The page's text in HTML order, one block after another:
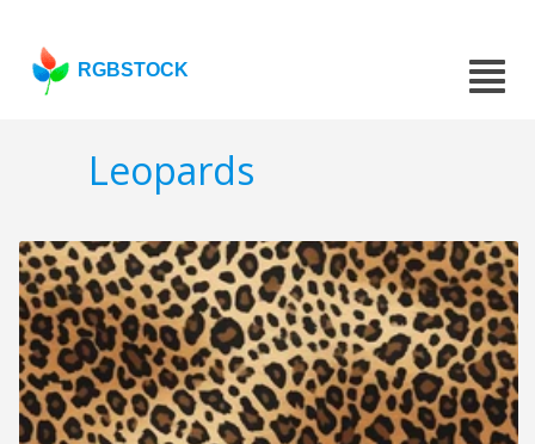
RGBSTOCK
Leopards